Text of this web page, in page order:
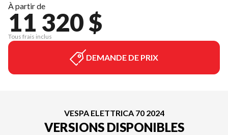
À partir de
11 320 $
Tous frais inclus
DEMANDE DE PRIX
VESPA ELETTRICA 70 2024
VERSIONS DISPONIBLES